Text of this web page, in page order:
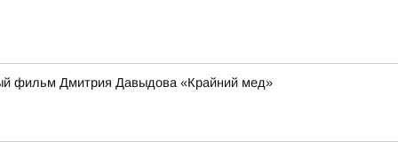
фильм Дмитрия Давыдова «Крайний мед»